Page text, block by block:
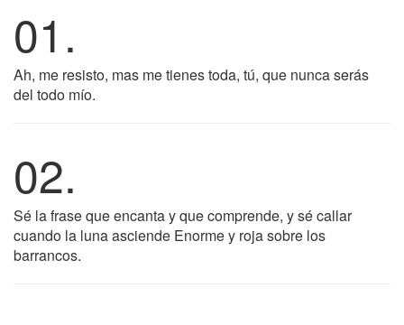
01.
Ah, me resisto, mas me tienes toda, tú, que nunca serás
del todo mío.
02.
Sé la frase que encanta y que comprende, y sé callar
cuando la luna asciende Enorme y roja sobre los
barrancos.